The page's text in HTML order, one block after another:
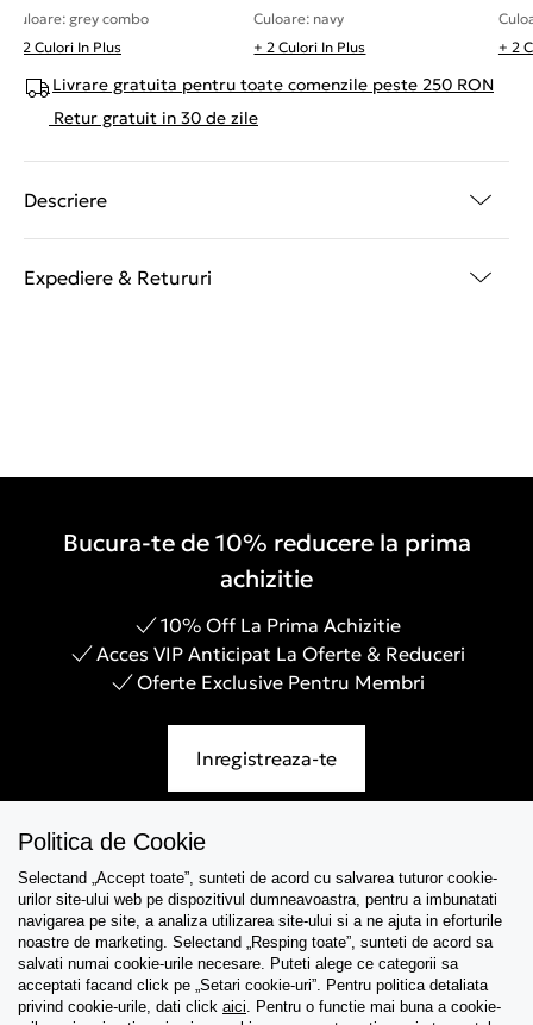
Culoare: grey combo
+ 2 Culori In Plus
Culoare: navy
+ 2 Culori In Plus
+ 2
Livrare gratuita pentru toate comenzile peste 250 RON
Retur gratuit in 30 de zile
Descriere
Expediere & Retururi
Bucura-te de 10% reducere la prima
achizitie
10% Off La Prima Achizitie
Acces VIP Anticipat La Oferte & Reduceri
Oferte Exclusive Pentru Membri
Inregistreaza-te
Asistenta
Colectii
Tips & Guides
Politica de Cookie
Selectand „Accept toate”, sunteti de acord cu salvarea tuturor cookie-
urilor site-ului web pe dispozitivul dumneavoastra, pentru a imbunatati
navigarea pe site, a analiza utilizarea site-ului si a ne ajuta in eforturile
noastre de marketing. Selectand „Resping toate”, sunteti de acord sa
salvati numai cookie-urile necesare. Puteti alege ce categorii sa
acceptati facand click pe „Setari cookie-uri”. Pentru politica detaliata
privind cookie-urile, dati click aici. Pentru o functie mai buna a cookie-